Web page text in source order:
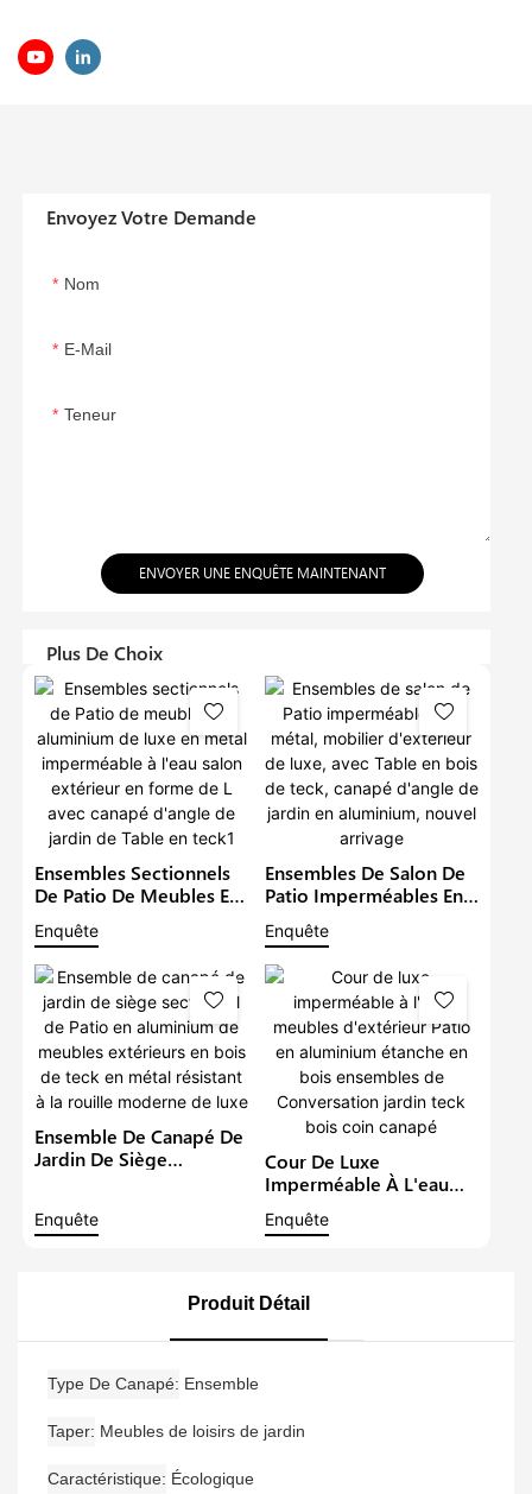
Envoyez Votre Demande
Nom
E-Mail
Teneur
ENVOYER UNE ENQUÊTE MAINTENANT
Plus De Choix
Ensembles Sectionnels
De Patio De Meubles En
Aluminium De Luxe En
Métal Imperméable À
L'eau Salon Extérieur En
Forme De L Avec
Canapé D'angle De
Jardin De Table En Teck1
Enquête
Ensembles De Salon De
Patio Imperméables En
Métal, Mobilier
D'extérieur De Luxe,
Avec Table En Bois De
Teck, Canapé D'angle De
Jardin En Aluminium,
Nouvel Arrivage
Enquête
Ensemble De Canapé De
Jardin De Siège
Extérieurs En Bois De
Enquête
Cour De Luxe
Imperméable À L'eau
Patio En Aluminium
Conversation Jardin Teck
Bois Coin Canapé
Enquête
Produit Détail
Type De Canapé Ensemble
Taper Meubles de loisirs de jardin
Caractéristique Écologique